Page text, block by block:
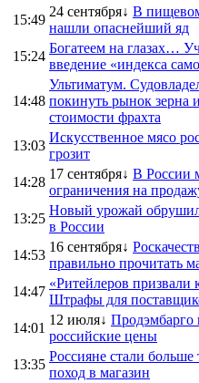
15:49
24 сентября↓ В
нашли опаснейший яд
15:24
Богатеем на глазах…
введение «индекса
14:48
Ультиматум.
покинуть рынок зерна
стоимости фрахта
13:03
Искусственное мясо
грозит
14:28
17 сентября↓ В России
ограничения на
13:25
Новый урожай
в России
14:53
16 сентября↓
правильно прочитать
14:47
«Ритейлеров призвали
Штрафы для
14:01
12 июля↓ Продэмбарго
российские цены
13:35
Россияне стали больше
поход в магазин